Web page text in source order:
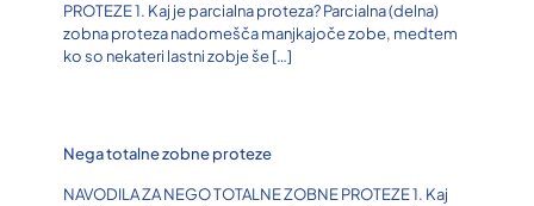
PROTEZE 1. Kaj je parcialna proteza? Parcialna (delna)
zobna proteza nadomešča manjkajoče zobe, medtem
ko so nekateri lastni zobje še[…]
Nega totalne zobne proteze
NAVODILA ZA NEGO TOTALNE ZOBNE PROTEZE 1. Kaj